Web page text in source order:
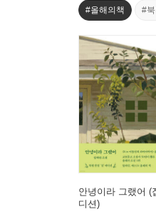
#올해의책 #
안녕이라 그랬어 (
디션)